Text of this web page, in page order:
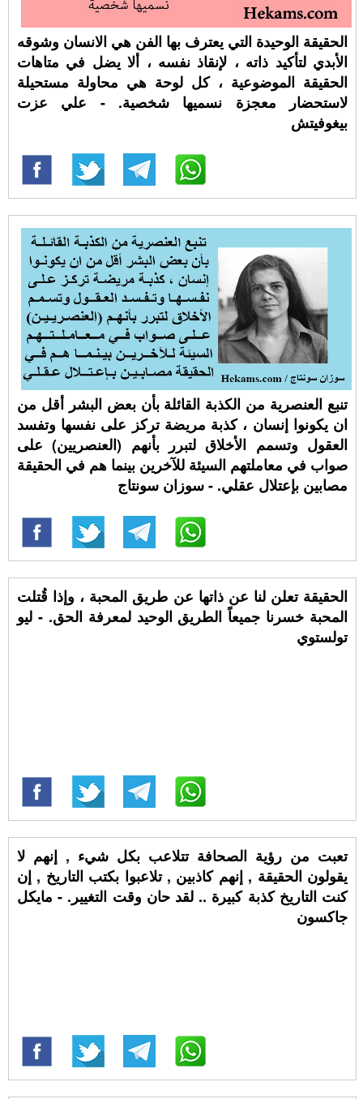
الحقيقة الوحيدة التي يعترف بها الفن هي الانسان وشوقه
الأبدي لتأكيد ذاته ، لإنقاذ نفسه ، ألا يضل في متاهات
الحقيقة الموضوعية ، كل لوحة هي محاولة مستحيلة
لاستحضار معجزة نسميها شخصية. - علي عزت
بيغوفيتش
تنبع العنصرية من الكذبة القائلة بأن بعض البشر أقل من
ان يكونوا إنسان ، كذبة مريضة تركز على نفسها وتفسد
العقول وتسمم الأخلاق لتبرر بأنهم (العنصريين) على
صواب في معاملتهم السيئة للآخرين بينما هم في الحقيقة
مصابين بإعتلال عقلي. - سوزان سونتاج
الحقيقة تعلن لنا عن ذاتها عن طريق المحبة ، وإذا قُتلت
المحبة خسرنا جميعاً الطريق الوحيد لمعرفة الحق. - ليو
تولستوي
تعبت من رؤية الصحافة تتلاعب بكل شيء , إنهم لا
يقولون الحقيقة , إنهم كاذبين , تلاعبوا بكتب التاريخ , إن
كنت التاريخ كذبة كبيرة .. لقد حان وقت التغيير. - مايكل
جاكسون